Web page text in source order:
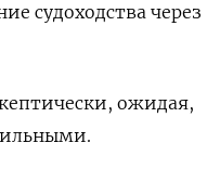
​судоходства через
ожидая,